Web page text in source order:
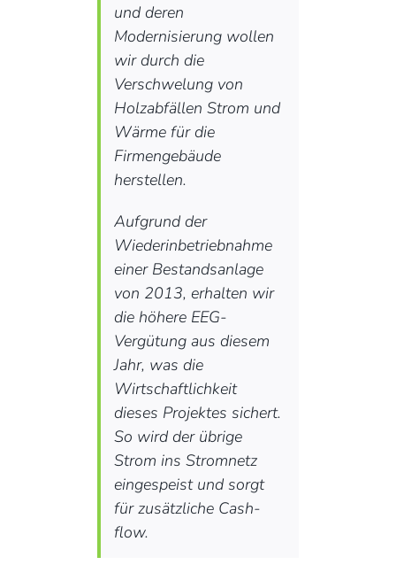
und deren
Modernisierung wollen
wir durch die
Verschwelung von
Holzabfällen Strom und
Wärme für die
Firmengebäude
herstellen.
Aufgrund der
Wiederinbetriebnahme
einer Bestandsanlage
von 2013, erhalten wir
die höhere EEG-
Vergütung aus diesem
Jahr, was die
Wirtschaftlichkeit
dieses Projektes sichert.
So wird der übrige
Strom ins Stromnetz
eingespeist und sorgt
für zusätzliche Cash-
flow.